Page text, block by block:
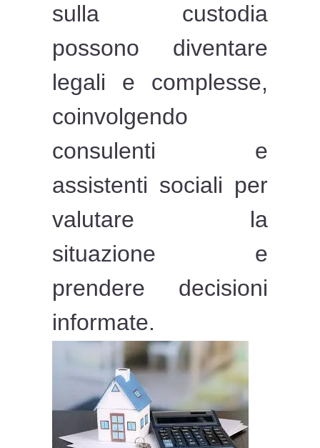
sulla custodia
possono diventare
legali e complesse,
coinvolgendo
consulenti e
assistenti sociali per
valutare la
situazione e
prendere decisioni
informate.